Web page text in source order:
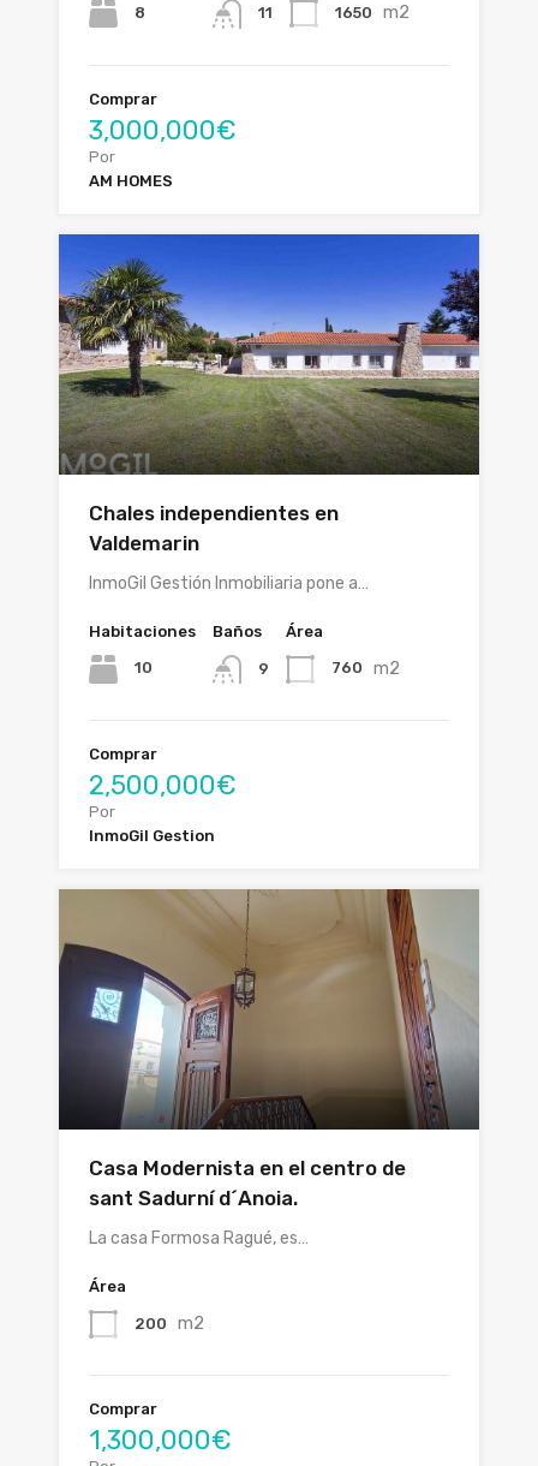
8 11 1650 m2
Comprar
3,000,000€
Por
AM HOMES
Chales independientes en
Valdemarin
InmoGil Gestión Inmobiliaria pone a…
Habitaciones
10
Baños
9
Área
760 m2
Comprar
2,500,000€
Por
InmoGil Gestion
Casa Modernista en el centro de
sant Sadurní d´Anoia.
La casa Formosa Ragué, es…
Área
200 m2
Comprar
1,300,000€